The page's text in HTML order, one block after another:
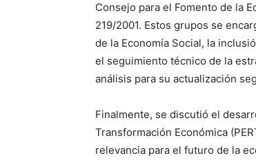
Consejo para el Fomento de la
219/2001. Estos grupos se
de la Economía Social, la
el seguimiento técnico de la
análisis para su actualización
Finalmente, se discutió el
Transformación Económica
relevancia para el futuro de la